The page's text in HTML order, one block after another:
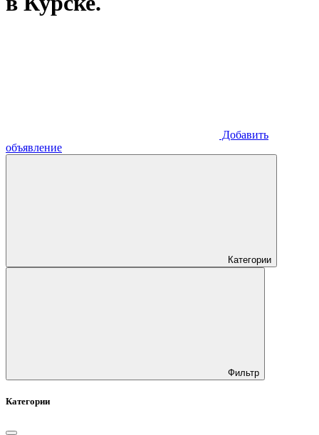
Добавить
объявление
Категории
Фильтр
Категории